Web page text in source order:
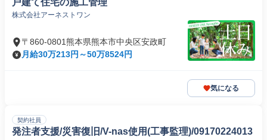
戸建て住宅の施工管理
株式会社アーネストワン
〒860-0801熊本県熊本市中央区安政町
月給30万213円～50万8524円
気になる
契約社員
発注者支援/災害復旧/V-nas使用(工事監理)/09170224013